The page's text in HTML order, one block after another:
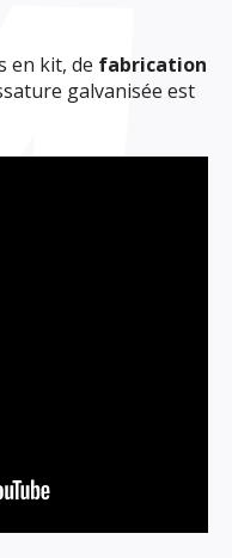
en kit, de fabrication
galvanisée est